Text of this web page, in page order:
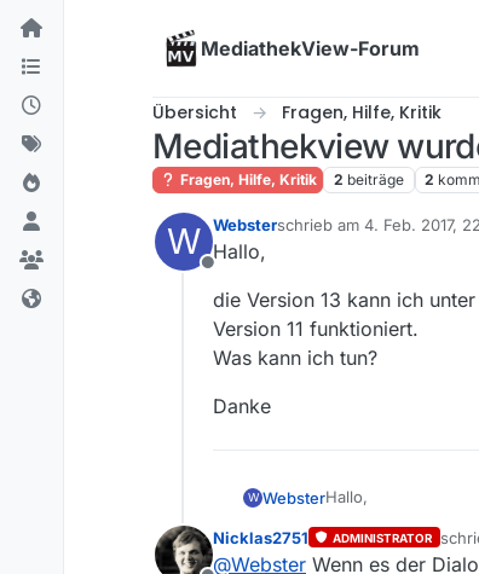
Skip to content
MediathekView-Forum
Übersicht Fragen, Hilfe, Kritik
Mediathekview
Fragen, Hilfe, Kritik 2 beiträge 2
W
Offline
Websterschrieb am 4. Feb. 2017,
zuletzt editiert von
Hallo,
die Version 13 kann ich
Version 11 funktioniert.
Was kann ich tun?
Danke
W WebsterHallo,
die Version 13
Version 11
Nicklas2751 ADMINISTRATOR
@Webster Wenn es der